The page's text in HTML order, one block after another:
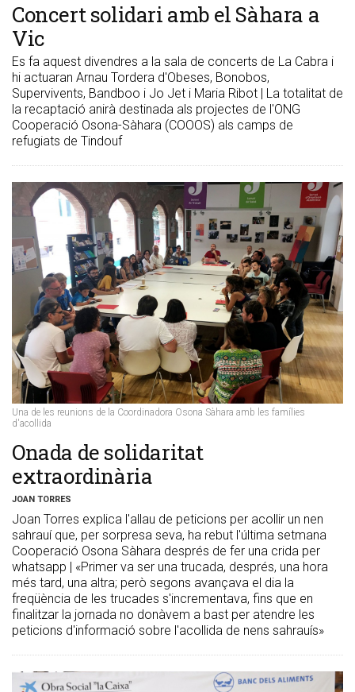
Concert solidari amb el Sàhara a
Vic
Es fa aquest divendres a la sala de concerts de La Cabra i
hi actuaran Arnau Tordera d'Obeses, Bonobos,
Supervivents, Bandboo i Jo Jet i Maria Ribot | La totalitat de
la recaptació anirà destinada als projectes de l'ONG
Cooperació Osona-Sàhara (COOOS) als camps de
refugiats de Tindouf
Una de les reunions de la Coordinadora Osona Sàhara amb les famílies
d'acollida
Onada de solidaritat
extraordinària
JOAN TORRES
Joan Torres explica l'allau de peticions per acollir un nen
sahrauí que, per sorpresa seva, ha rebut l'última setmana
Cooperació Osona Sàhara després de fer una crida per
whatsapp | «Primer va ser una trucada, després, una hora
més tard, una altra; però segons avançava el dia la
freqüència de les trucades s'incrementava, fins que en
finalitzar la jornada no donàvem a bast per atendre les
peticions d'informació sobre l'acollida de nens sahrauís»